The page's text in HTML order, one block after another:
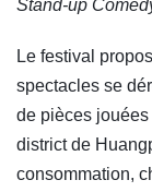
Stand-up
Le festival
spectacles se
de pièces
district de
consommation,